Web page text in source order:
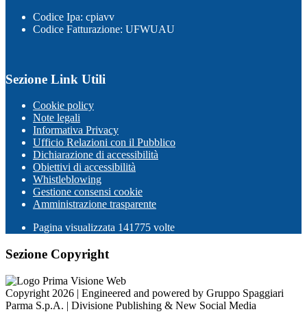
Codice Ipa: cpiavv
Codice Fatturazione: UFWUAU
Sezione Link Utili
Cookie policy
Note legali
Informativa Privacy
Ufficio Relazioni con il Pubblico
Dichiarazione di accessibilità
Obiettivi di accessibilità
Whistleblowing
Gestione consensi cookie
Amministrazione trasparente
Pagina visualizzata 141775 volte
Sezione Copyright
Copyright 2026 | Engineered and powered by Gruppo Spaggiari
Parma S.p.A. | Divisione Publishing & New Social Media